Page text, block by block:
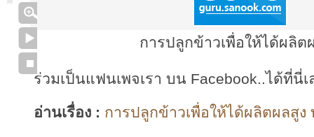
การปลูกข้าวเพื่อให้ได้ผลิต
ร่วมเป็นแฟนเพจเรา บน Facebook..ได้ที่นี่เ
อ่านเรื่อง : การปลูกข้าวเพื่อให้ได้ผลิตผลสูง